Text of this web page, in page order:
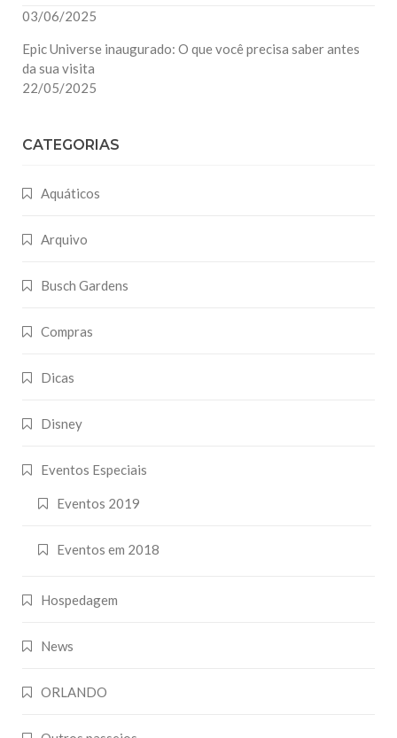
03/06/2025
Epic Universe inaugurado: O que você precisa saber antes
da sua visita
22/05/2025
CATEGORIAS
Aquáticos
Arquivo
Busch Gardens
Compras
Dicas
Disney
Eventos Especiais
Eventos 2019
Eventos em 2018
Hospedagem
News
ORLANDO